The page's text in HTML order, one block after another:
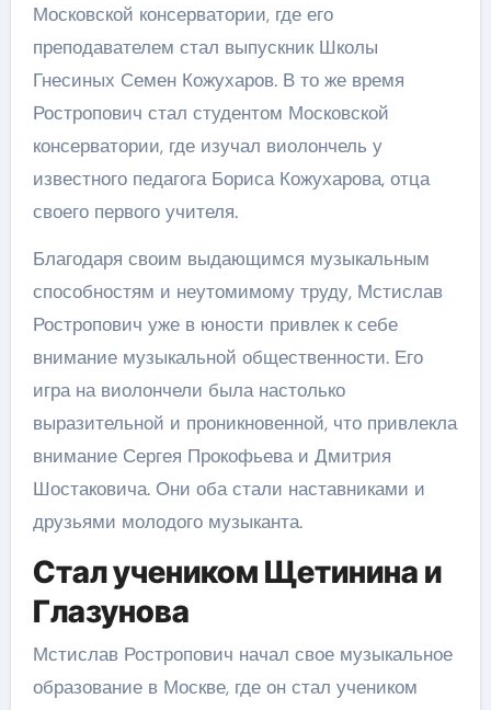
Московской консерватории, где его
преподавателем стал выпускник Школы
Гнесиных Семен Кожухаров. В то же время
Ростропович стал студентом Московской
консерватории, где изучал виолончель у
известного педагога Бориса Кожухарова, отца
своего первого учителя.
Благодаря своим выдающимся музыкальным
способностям и неутомимому труду, Мстислав
Ростропович уже в юности привлек к себе
внимание музыкальной общественности. Его
игра на виолончели была настолько
выразительной и проникновенной, что привлекла
внимание Сергея Прокофьева и Дмитрия
Шостаковича. Они оба стали наставниками и
друзьями молодого музыканта.
Стал учеником Щетинина и
Глазунова
Мстислав Ростропович начал свое музыкальное
образование в Москве, где он стал учеником